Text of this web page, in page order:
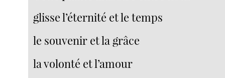
glisse l’éternité et le temps
le souvenir et la grâce
la volonté et l’amour